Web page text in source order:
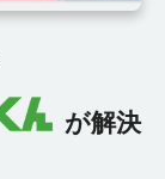
が解決